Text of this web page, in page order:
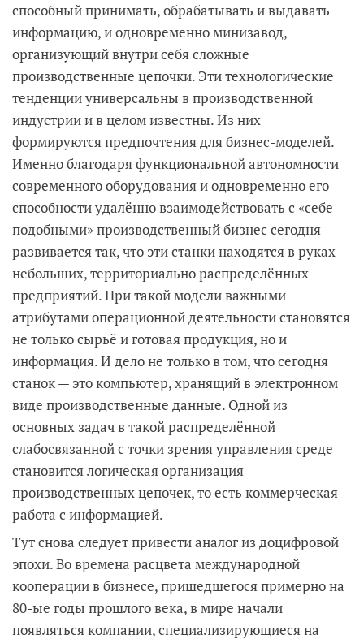
способный принимать, обрабатывать и выдавать
информацию, и одновременно минизавод,
организующий внутри себя сложные
производственные цепочки. Эти технологические
тенденции универсальны в производственной
индустрии и в целом известны. Из них
формируются предпочтения для бизнес-моделей.
Именно благодаря функциональной автономности
современного оборудования и одновременно его
способности удалённо взаимодействовать с «себе
подобными» производственный бизнес сегодня
развивается так, что эти станки находятся в руках
небольших, территориально распределённых
предприятий. При такой модели важными
атрибутами операционной деятельности становятся
не только сырьё и готовая продукция, но и
информация. И дело не только в том, что сегодня
станок — это компьютер, хранящий в электронном
виде производственные данные. Одной из
основных задач в такой распределённой
слабосвязанной с точки зрения управления среде
становится логическая организация
производственных цепочек, то есть коммерческая
работа с информацией.
Тут снова следует привести аналог из доцифровой
эпохи. Во времена расцвета международной
кооперации в бизнесе, пришедшегося примерно на
80-ые годы прошлого века, в мире начали
появляться компании, специализирующиеся на